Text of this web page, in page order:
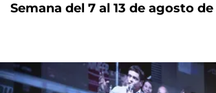
Semana del 7 al 13 de agosto